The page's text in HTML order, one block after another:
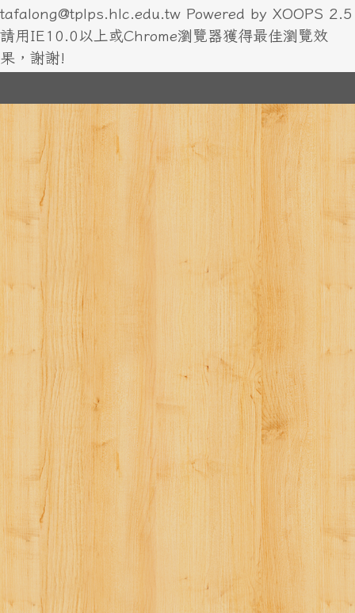
tafalong@tplps.hlc.edu.tw Powered by XOOPS 2.5
請用IE10.0以上或Chrome瀏覽器獲得最佳瀏覽效
果，謝謝!